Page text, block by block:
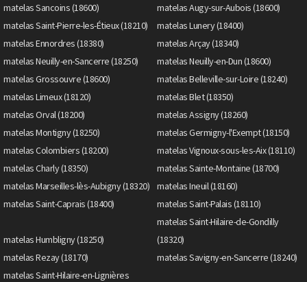
matelas Sancoins (18600)
matelas Augy-sur-Aubois (18600)
matelas Saint-Pierre-les-Étieux (18210)
matelas Lunery (18400)
matelas Ennordres (18380)
matelas Arçay (18340)
matelas Neuilly-en-Sancerre (18250)
matelas Neuilly-en-Dun (18600)
matelas Grossouvre (18600)
matelas Belleville-sur-Loire (18240)
matelas Limeux (18120)
matelas Blet (18350)
matelas Orval (18200)
matelas Assigny (18260)
matelas Montigny (18250)
matelas Germigny-l'Exempt (18150)
matelas Colombiers (18200)
matelas Vignoux-sous-les-Aix (18110)
matelas Charly (18350)
matelas Sainte-Montaine (18700)
matelas Marseilles-lès-Aubigny (18320)
matelas Ineuil (18160)
matelas Saint-Caprais (18400)
matelas Saint-Palais (18110)
matelas Humbligny (18250)
matelas Saint-Hilaire-de-Gondilly
(18320)
matelas Rezay (18170)
matelas Savigny-en-Sancerre (18240)
matelas Saint-Hilaire-en-Lignières